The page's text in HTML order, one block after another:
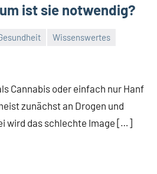
ist sie notwendig?
Wissenswertes
Cannabis oder einfach nur Hanf
zunächst an Drogen und
wird das schlechte Image […]